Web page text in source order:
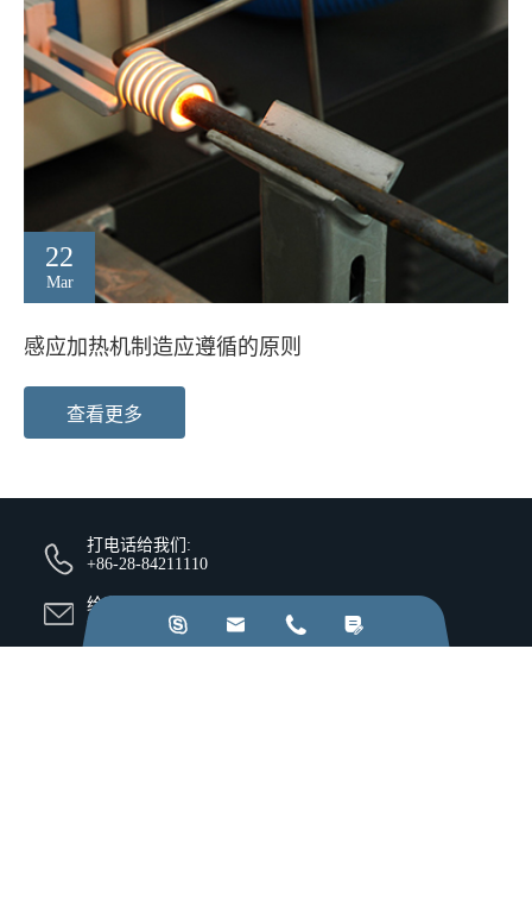
22
Mar
感应加热机制造应遵循的原则
查看更多
打电话给我们:
+86-28-84211110
给我们发电子邮件:
jkz@cn-jkz.com
   